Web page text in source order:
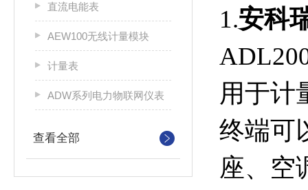
直流电能表
AEW100无线计量模块
计量表
ADW系列电力物联网仪表
查看全部
1.安科
用于计
终端可
座、空